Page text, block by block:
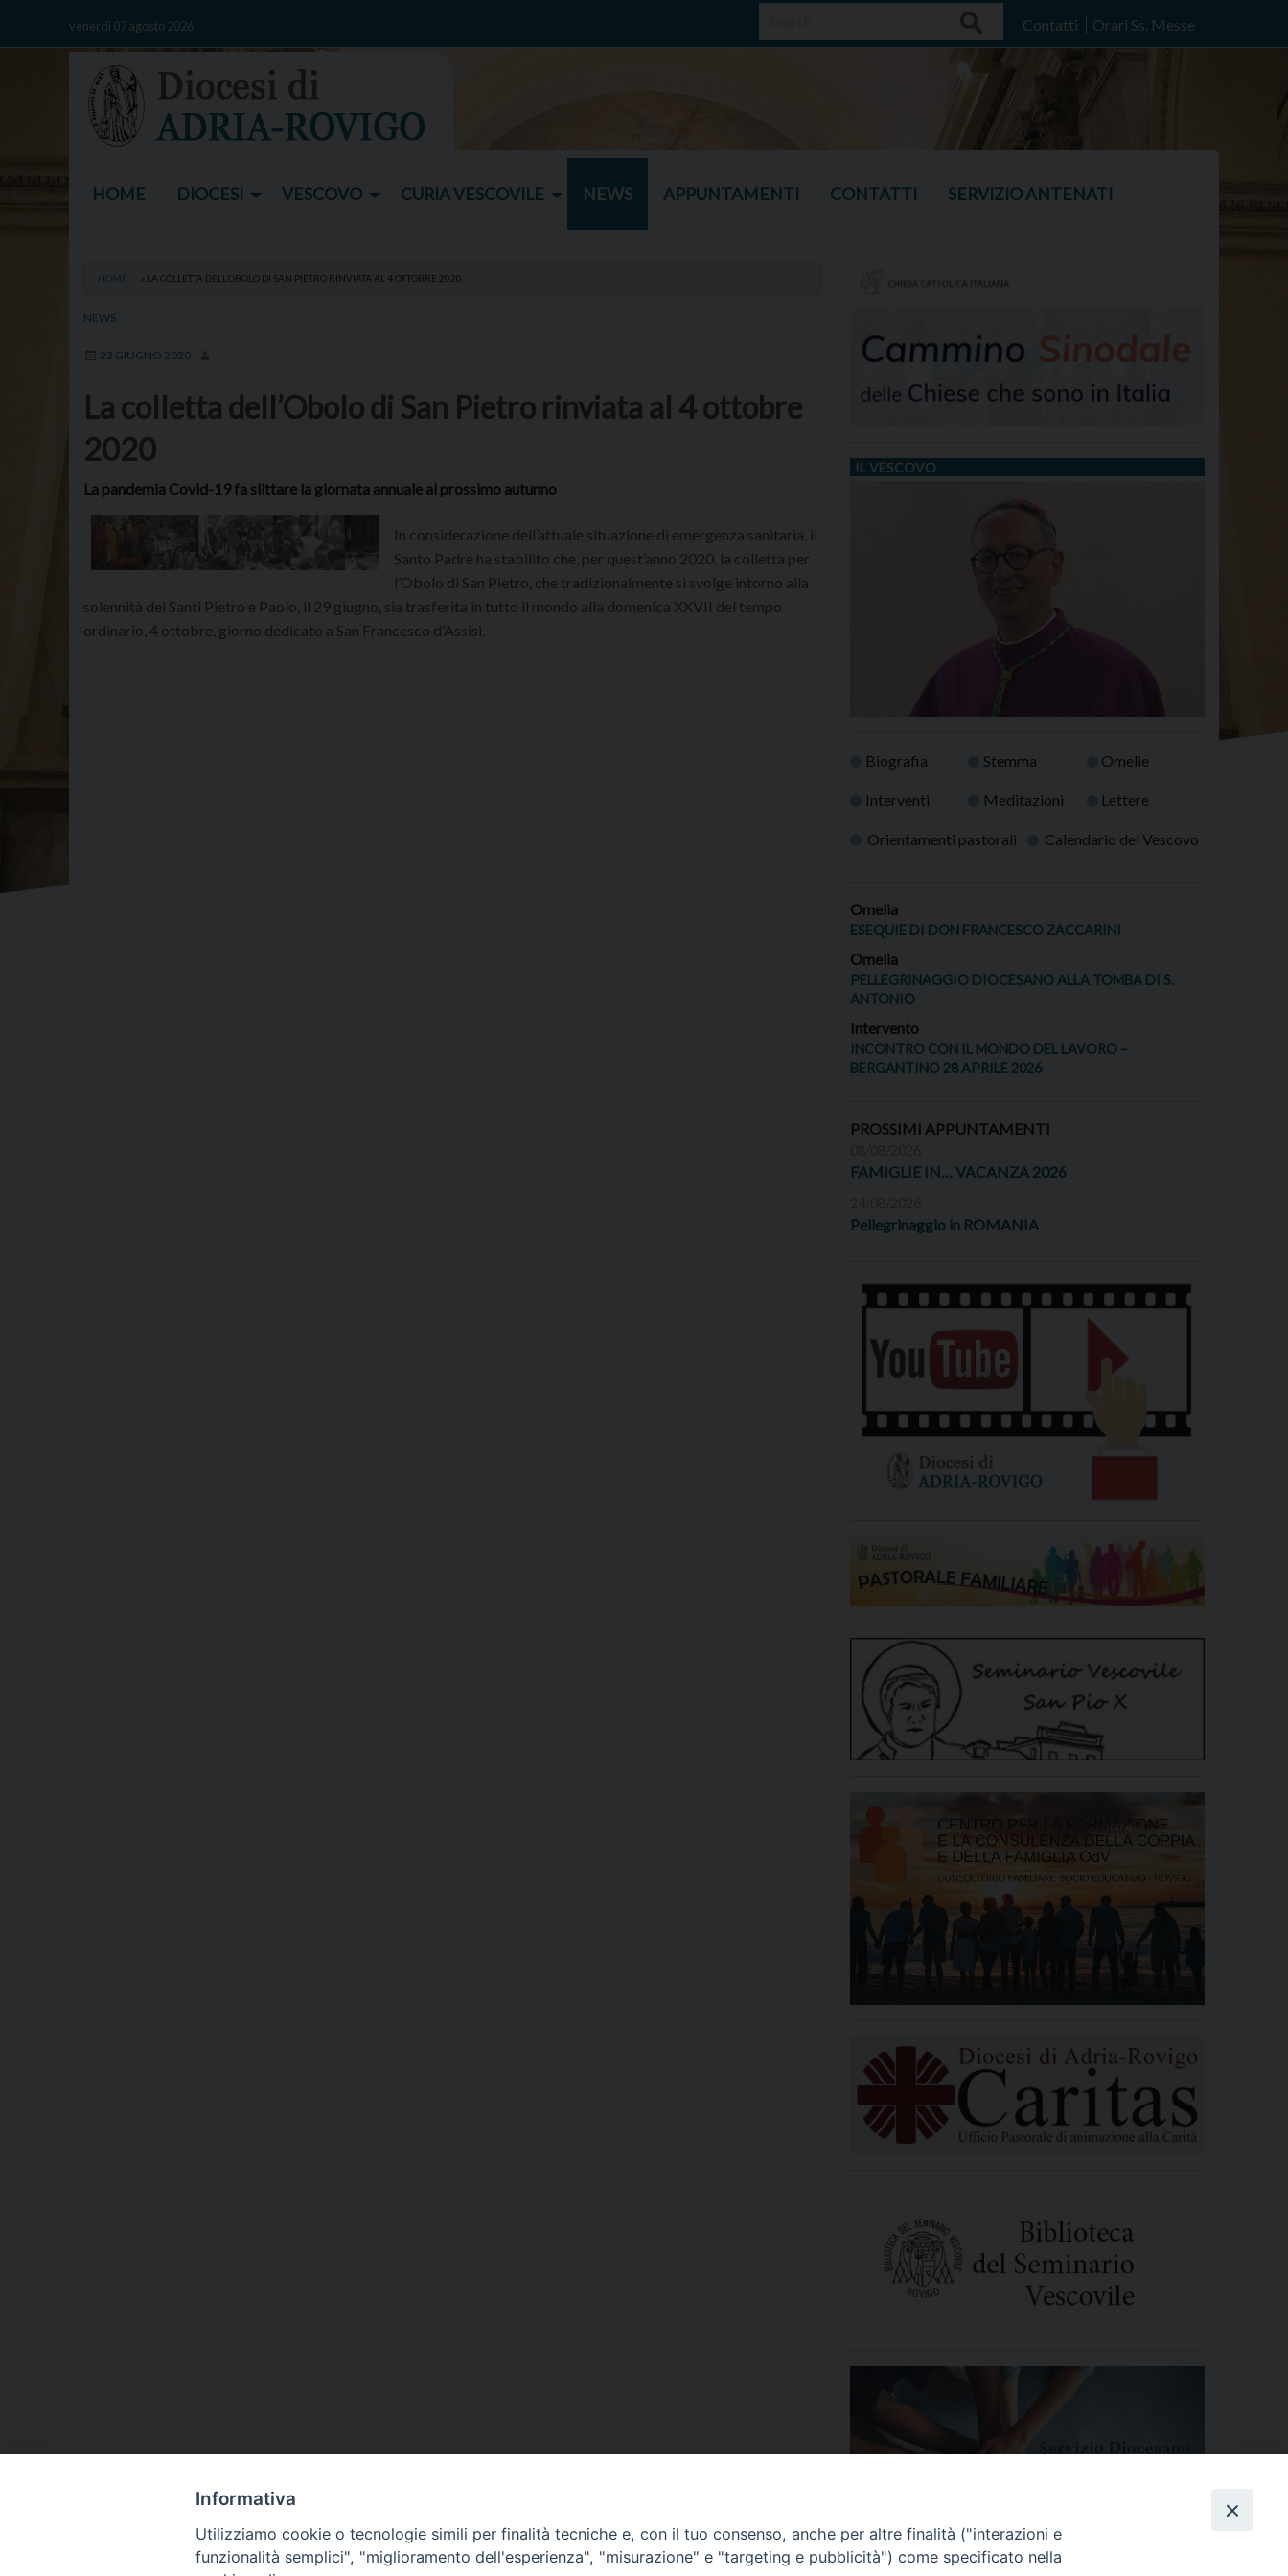
venerdì 07 agosto 2026 Contatti Orari Ss. Messe
HOME DIOCESI VESCOVO CURIA VESCOVILE NEWS APPUNTAMENTI CONTATTI SERVIZIO ANTENATI
HOME » LA COLLETTA DELL’OBOLO DI SAN PIETRO RINVIATA AL 4 OTTOBRE 2020
NEWS
23 GIUGNO 2020
La colletta dell’Obolo di San Pietro rinviata al 4 ottobre
2020
La pandemia Covid-19 fa slittare la giornata annuale al prossimo autunno
In considerazione dell’attuale situazione di emergenza sanitaria, il
Santo Padre ha stabilito che, per quest’anno 2020, la colletta per
l’Obolo di San Pietro, che tradizionalmente si svolge intorno alla
solennità dei Santi Pietro e Paolo, il 29 giugno, sia trasferita in tutto il mondo alla domenica XXVII del tempo
ordinario, 4 ottobre, giorno dedicato a San Francesco d’Assisi.
IL VESCOVO
Biografia Stemma Omelie
Interventi Meditazioni Lettere
Orientamenti pastorali Calendario del Vescovo
Omelia
ESEQUIE DI DON FRANCESCO ZACCARINI
Omelia
PELLEGRINAGGIO DIOCESANO ALLA TOMBA DI S.
ANTONIO
Intervento
INCONTRO CON IL MONDO DEL LAVORO –
BERGANTINO 28 APRILE 2026
PROSSIMI APPUNTAMENTI
FAMIGLIE IN… VACANZA 2026
Pellegrinaggio in ROMANIA
Informativa
Utilizziamo cookie o tecnologie simili per finalità tecniche e, con il tuo consenso, anche per altre finalità ("interazioni e
funzionalità semplici", "miglioramento dell'esperienza", "misurazione" e "targeting e pubblicità") come specificato nella